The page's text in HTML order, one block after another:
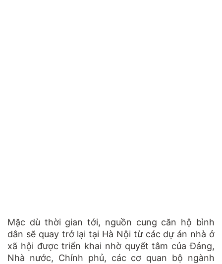
Mặc dù thời gian tới, nguồn cung căn hộ bình
dân sẽ quay trở lại tại Hà Nội từ các dự án nhà ở
xã hội được triển khai nhờ quyết tâm của Đảng,
Nhà nước, Chính phủ, các cơ quan bộ ngành